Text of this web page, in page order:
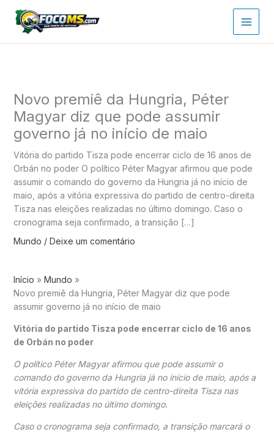
para
Novo premiê da Hungria, Péter
Magyar diz que pode assumir
governo já no início de maio
Vitória do partido Tisza pode encerrar ciclo de 16 anos de
Orbán no poder O político Péter Magyar afirmou que pode
assumir o comando do governo da Hungria já no início de
maio, após a vitória expressiva do partido de centro-direita
Tisza nas eleições realizadas no último domingo. Caso o
cronograma seja confirmado, a transição […]
Mundo / Deixe um comentário
Início
Mundo
Novo premiê da Hungria, Péter Magyar diz que pode
assumir governo já no início de maio
Vitória do partido Tisza pode encerrar ciclo de 16 anos
de Orbán no poder
O político Péter Magyarafirmou que pode assumir o
comando do governo da Hungriajá no início de maio, após a
vitória expressiva do partido de centro-direita Tisza nas
eleições realizadas no último domingo.
Caso o cronograma seja confirmado, a transição marcará o